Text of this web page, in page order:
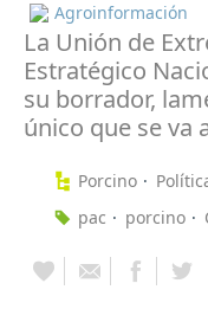
Agroinformación
La Unión de
Estratégico
su borrador,
único que se va
Porcino
pac
porcino